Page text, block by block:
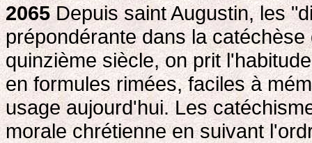
2065Depuis saint Augustin, les
prépondérante dans la
quinzième siècle, on prit
en formules rimées, faciles à
usage aujourd'hui. Les
morale chrétienne en suivant